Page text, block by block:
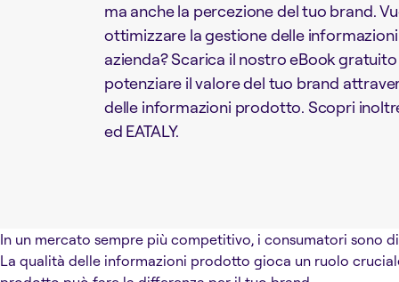
ma anche la percezione del tuo brand.
ottimizzare la gestione delle
azienda? Scarica il nostro eBook
potenziare il valore del tuo brand
delle informazioni prodotto. Scopri
ed EATALY.
In un mercato sempre più competitivo, i consumatori sono
La qualità delle informazioni prodotto gioca un ruolo